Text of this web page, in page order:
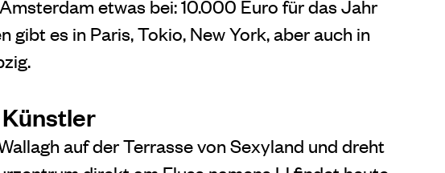
etwas bei: 10.000 Euro für das Jahr
es in Paris, Tokio, New York, aber auch in
auf der Terrasse von Sexyland und dreht